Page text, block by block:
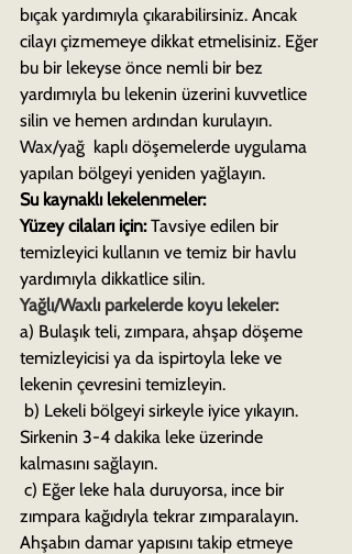
bıçak yardımıyla çıkarabilirsiniz. Ancak
cilayı çizmemeye dikkat etmelisiniz. Eğer
bu bir lekeyse önce nemli bir bez
yardımıyla bu lekenin üzerini kuvvetlice
silin ve hemen ardından kurulayın.
Wax/yağ  kaplı döşemelerde uygulama
yapılan bölgeyi yeniden yağlayın.
Su kaynaklı lekelenmeler:
Yüzey cilaları için: Tavsiye edilen bir
temizleyici kullanın ve temiz bir havlu
yardımıyla dikkatlice silin.
Yağlı/Waxlı parkelerde koyu lekeler:
a) Bulaşık teli, zımpara, ahşap döşeme
temizleyicisi ya da ispirtoyla leke ve
lekenin çevresini temizleyin.
Sirkenin 3-4 dakika leke üzerinde
kalmasını sağlayın.
zımpara kağıdıyla tekrar zımparalayın.
Ahşabın damar yapısını takip etmeye